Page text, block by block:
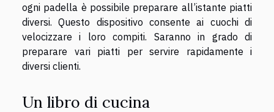
ogni padella è possibile preparare all’istante piatti
diversi. Questo dispositivo consente ai cuochi di
velocizzare i loro compiti. Saranno in grado di
preparare vari piatti per servire rapidamente i
diversi clienti.
Un libro di cucina